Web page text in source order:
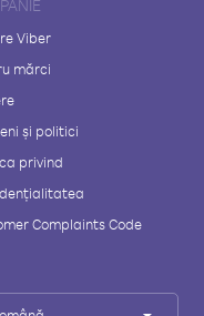
Viber
mărci
și politici
privind
Complaints Code